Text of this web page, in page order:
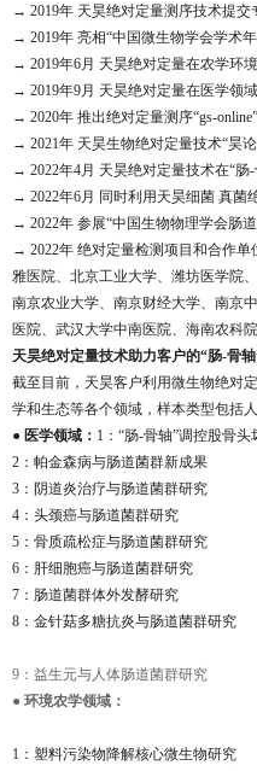
→ 2019年 天昊绝对定量测序技术提交
→ 2019年 亮相“中国微生物学会学术
→ 2019年6月 天昊绝对定量在农学环
→ 2019年9月 天昊绝对定量在医学领
→ 2020年 推出绝对定量测序“gs-
→ 2021年 天昊生物绝对定量技术“昊
→ 2022年4月 天昊绝对定量技术在“肠-
→ 2022年6月 同时利用天昊细菌 真菌
→ 2022年 参展“中国生物物理学会肠
→ 2022年 绝对定量检测项目和合作
雅医院、北京工业大学、潍坊医学院
南京农业大学、南京财经大学、南京
医院、武汉大学中南医院、海南农科
天昊绝对定量技术助力客户的“肠-骨轴
截至目前，天昊客户利用微生物绝对
学和生态等各个领域，样本类型包括
● 医学领域： 1：“肠-骨轴”调控股骨
2：帕金森病与肠道菌群新成果
3：阴道炎治疗与肠道菌群研究
4：头颈癌与肠道菌群研究
5：骨质疏松症与肠道菌群研究
6：肝细胞癌与肠道菌群研究
7：肠道菌群体外发酵研究
8：金针菇多糖抗炎与肠道菌群研究
9：益生元与人体肠道菌群研究
● 环境农学领域：
1：塑料污染物降解核心微生物研究